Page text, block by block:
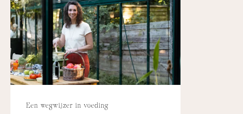
Een wegwijzer in voeding